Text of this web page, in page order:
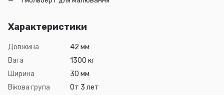
Характеристики
Довжина
42 мм
Вага
1300 кг
Ширина
30 мм
Вікова група
От 3 лет